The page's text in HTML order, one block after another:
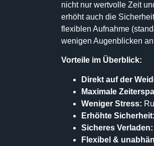
nicht nur wertvolle Zeit
erhöht auch die
flexiblen Aufnahme
wenigen Augenblicken
Vorteile im Überblick:
Direkt auf der
Maximale
Weniger Stress:
Erhöhte Sicherheit:
Sicheres Verladen:
Flexibel &